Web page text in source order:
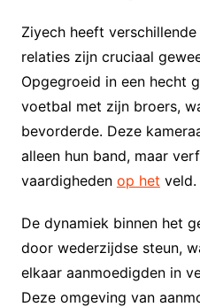
Ziyech heeft
relaties zijn cruciaal
Opgegroeid in een hecht
voetbal met zijn broers,
bevorderde. Deze
alleen hun band, maar
vaardigheden op het veld.
De dynamiek binnen het
door wederzijdse steun,
elkaar aanmoedigden in
Deze omgeving van